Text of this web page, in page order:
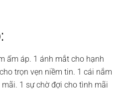
ấm áp. 1 ánh mắt cho hạnh
trọn vẹn niềm tin. 1 cái nắm
1 sự chờ đợi cho tình mãi